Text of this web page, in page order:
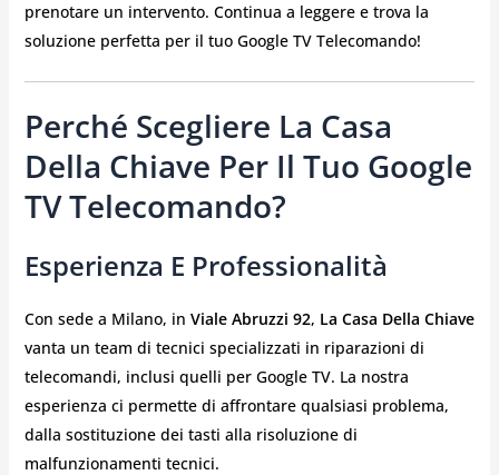
prenotare un intervento. Continua a leggere e trova la
soluzione perfetta per il tuo Google TV Telecomando!
Perché Scegliere La Casa
Della Chiave Per Il Tuo Google
TV Telecomando?
Esperienza E Professionalità
Con sede a Milano, in Viale Abruzzi 92, La Casa Della Chiave
vanta un team di tecnici specializzati in riparazioni di
telecomandi, inclusi quelli per Google TV. La nostra
esperienza ci permette di affrontare qualsiasi problema,
dalla sostituzione dei tasti alla risoluzione di
malfunzionamenti tecnici.